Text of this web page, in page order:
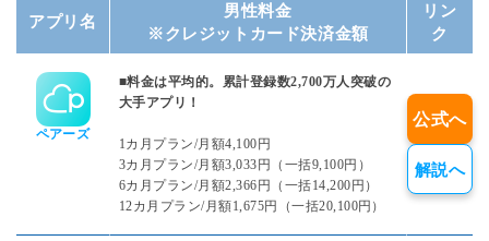
アプリ名
男性料金
※クレジットカード決済金額
リン
ク
ペアーズ
■料金は平均的。累計登録数2,700万人突破の
大手アプリ！
1カ月プラン/月額4,100円
3カ月プラン/月額3,033円（一括9,100円）
6カ月プラン/月額2,366円（一括14,200円）
12カ月プラン/月額1,675円（一括20,100円）
公式へ
解説へ